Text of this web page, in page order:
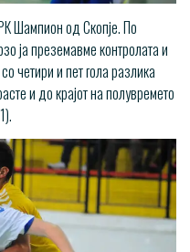
Шампион од Скопје. По
ја преземавме контролата и
четири и пет гола разлика
и до крајот на полувремето